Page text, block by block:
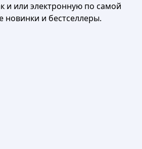
и или электронную по самой
новинки и бестселлеры.